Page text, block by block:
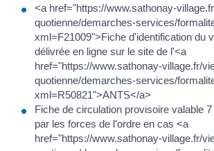
<a href="https://www.sathonay-
quotienne/demarches-services/
xml=F21009">Fiche d'identification du
délivrée en ligne sur le site de l'<a
href="https://www.sathonay-village.fr/
quotienne/demarches-services/
xml=R50821">ANTS</a>
Fiche de circulation provisoire valable
par les forces de l'ordre en cas <a
href="https://www.sathonay-village.fr/